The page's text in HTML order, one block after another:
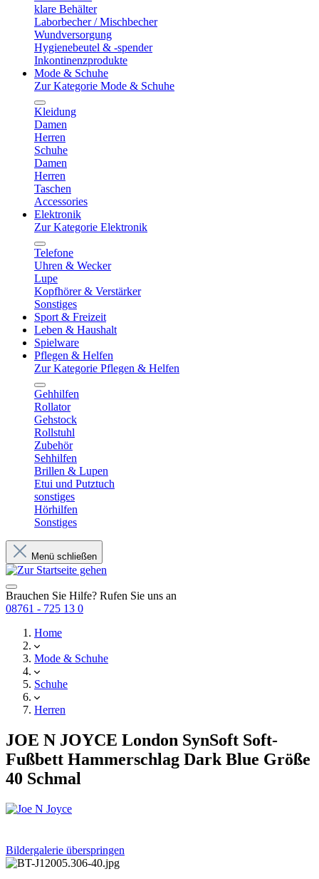
klare Behälter
Laborbecher / Mischbecher
Wundversorgung
Hygienebeutel & -spender
Inkontinenzprodukte
Mode & Schuhe
Zur Kategorie Mode & Schuhe
Kleidung
Damen
Herren
Schuhe
Damen
Herren
Taschen
Accessories
Elektronik
Zur Kategorie Elektronik
Telefone
Uhren & Wecker
Lupe
Kopfhörer & Verstärker
Sonstiges
Sport & Freizeit
Leben & Haushalt
Spielware
Pflegen & Helfen
Zur Kategorie Pflegen & Helfen
Gehhilfen
Rollator
Gehstock
Rollstuhl
Zubehör
Sehhilfen
Brillen & Lupen
Etui und Putztuch
sonstiges
Hörhilfen
Sonstiges
Menü schließen
Brauchen Sie Hilfe? Rufen Sie uns an
08761 - 725 13 0
Home
Mode & Schuhe
Schuhe
Herren
JOE N JOYCE London SynSoft Soft-
Fußbett Hammerschlag Dark Blue Größe
40 Schmal
Bildergalerie überspringen